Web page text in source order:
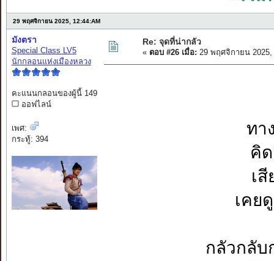
29 พฤศจิกายน 2025, 12:44:AM
มังตรา
Special Class LV5
นักกลอนแห่งเมืองหลวง
คะแนนกลอนของผู้นี้ 149
ออฟไลน์
เพศ:
กระทู้: 394
Re: จุดที่น่ากลัว
« ตอบ #26 เมื่อ: 29 พฤศจิกายน 2025,
ทา
คิ
เ
เคย
กลัวกลับ